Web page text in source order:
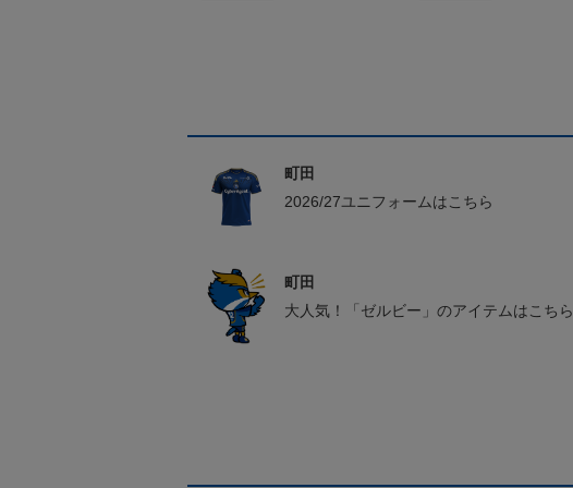
町田
2026/27ユニフォームはこちら
町田
大人気！「ゼルビー」のアイテムはこちら